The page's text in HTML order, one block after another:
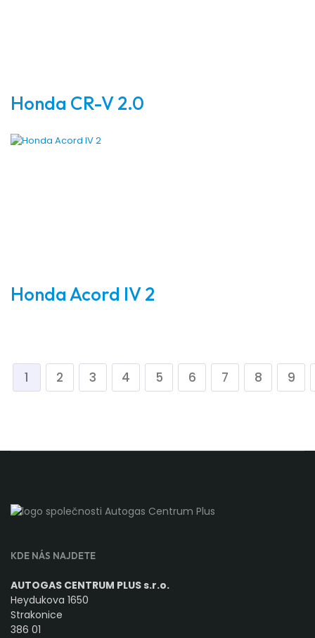
Honda CR-V 2.0
Honda Acord IV 2
1 2 3 4 5 6 7 8 9
KDE NÁS NAJDETE
AUTOGAS CENTRUM PLUS s.r.o.
Heydukova 1650
Strakonice
386 01